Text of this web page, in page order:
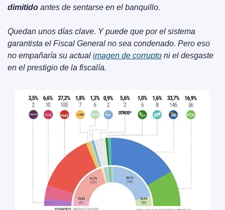
dimitido antes de sentarse en el banquillo.
Quedan unos días clave. Y puede que por el sistema
garantista el Fiscal General no sea condenado. Pero eso
no empañaría su actual imagen de corrupto ni el desgaste
en el prestigio de la fiscalía.